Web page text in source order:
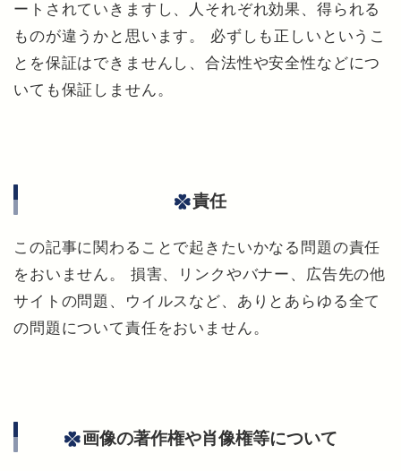
ートされていきますし、人それぞれ効果、得られる
ものが違うかと思います。 必ずしも正しいというこ
とを保証はできませんし、合法性や安全性などにつ
いても保証しません。
責任
この記事に関わることで起きたいかなる問題の責任
をおいません。 損害、リンクやバナー、広告先の他
サイトの問題、ウイルスなど、ありとあらゆる全て
の問題について責任をおいません。
画像の著作権や肖像権等について